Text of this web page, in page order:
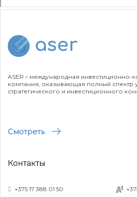
ASER – международная инвестиционно-
компания, оказывающая полный спектр
стратегического и инвестиционного
Смотреть
Контакты
+375 17 388 01 50